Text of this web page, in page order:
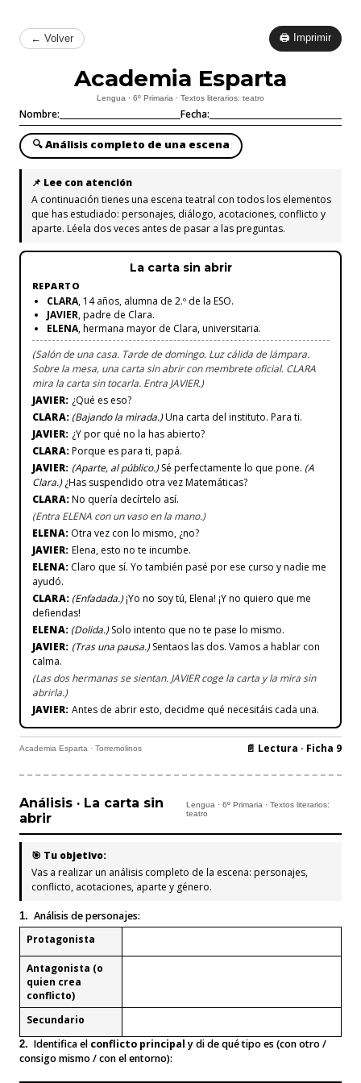
← Volver 🖨 Imprimir
Academia Esparta
Lengua · 6º Primaria · Textos literarios: teatro
Nombre: Fecha:
🔍 Análisis completo de una escena
📌 Lee con atención
A continuación tienes una escena teatral con todos los elementos
que has estudiado: personajes, diálogo, acotaciones, conflicto y
aparte. Léela dos veces antes de pasar a las preguntas.
La carta sin abrir
REPARTO
CLARA, 14 años, alumna de 2.º de la ESO.
JAVIER, padre de Clara.
ELENA, hermana mayor de Clara, universitaria.
(Salón de una casa. Tarde de domingo. Luz cálida de lámpara.
Sobre la mesa, una carta sin abrir con membrete oficial. CLARA
mira la carta sin tocarla. Entra JAVIER.)
JAVIER: ¿Qué es eso?
CLARA: (Bajando la mirada.)Una carta del instituto. Para ti.
JAVIER: ¿Y por qué no la has abierto?
CLARA:Porque es para ti, papá.
JAVIER: (Aparte, al público.)Sé perfectamente lo que pone. (A
Clara.)¿Has suspendido otra vez Matemáticas?
CLARA:No quería decírtelo así.
(Entra ELENA con un vaso en la mano.)
ELENA: Otra vez con lo mismo, ¿no?
JAVIER: Elena, esto no te incumbe.
ELENA: Claro que sí. Yo también pasé por ese curso y nadie me
ayudó.
CLARA: (Enfadada.)¡Yo no soy tú, Elena! ¡Y no quiero que me
defiendas!
ELENA: (Dolida.)Solo intento que no te pase lo mismo.
JAVIER: (Tras una pausa.)Sentaos las dos. Vamos a hablar con
calma.
(Las dos hermanas se sientan. JAVIER coge la carta y la mira sin
abrirla.)
JAVIER: Antes de abrir esto, decidme qué necesitáis cada una.
Academia Esparta · Torremolinos 📄 Lectura · Ficha 9
Análisis · La carta sin
abrir
Lengua · 6º Primaria · Textos literarios:
teatro
🎯 Tu objetivo:
Vas a realizar un análisis completo de la escena: personajes,
conflicto, acotaciones, aparte y género.
1. Análisis de personajes:
Protagonista
Antagonista (o
quien crea
conflicto)
Secundario
2. Identifica el conflicto principaly di de qué tipo es (con otro /
consigo mismo / con el entorno):